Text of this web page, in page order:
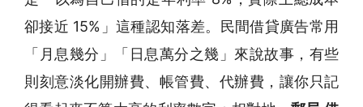
卻接近 15%」這種認知落差。民間借貸廣告常用
「月息幾分」「日息萬分之幾」來說故事，有些
則刻意淡化開辦費、帳管費、代辦費，讓你只記